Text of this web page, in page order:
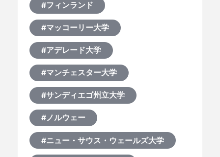
#フィンランド
#マッコーリー大学
#アデレード大学
#マンチェスター大学
#サンディエゴ州立大学
#ノルウェー
#ニュー・サウス・ウェールズ大学